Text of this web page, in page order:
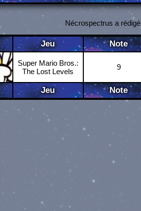
Nécrospectrus a rédigé
Jeu Note
Super Mario Bros.:
The Lost Levels
9
Jeu Note